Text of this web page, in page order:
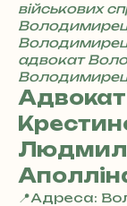
військових
адвокат
📍Адреса: